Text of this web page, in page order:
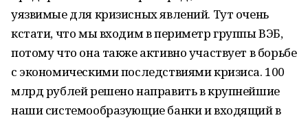
уязвимые для кризисных явлений. Тут очень
кстати, что мы входим в периметр группы ВЭБ,
потому что она также активно участвует в борьбе
с экономическими последствиями кризиса. 100
млрд рублей решено направить в крупнейшие
наши системообразующие банки и входящий в